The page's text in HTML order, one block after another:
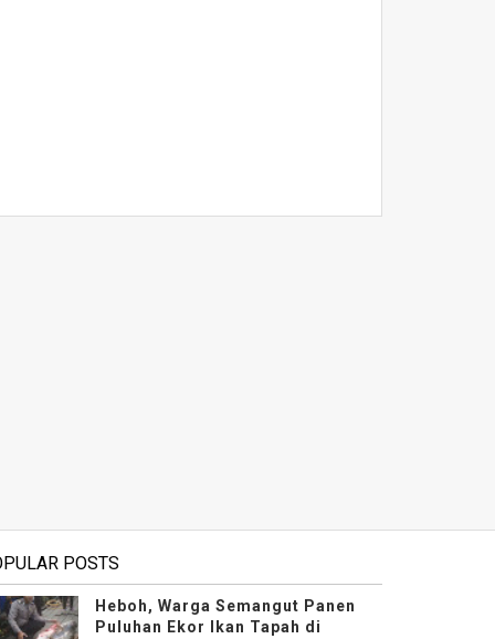
POSTS
Heboh, Warga Semangut Panen
Puluhan Ekor Ikan Tapah di